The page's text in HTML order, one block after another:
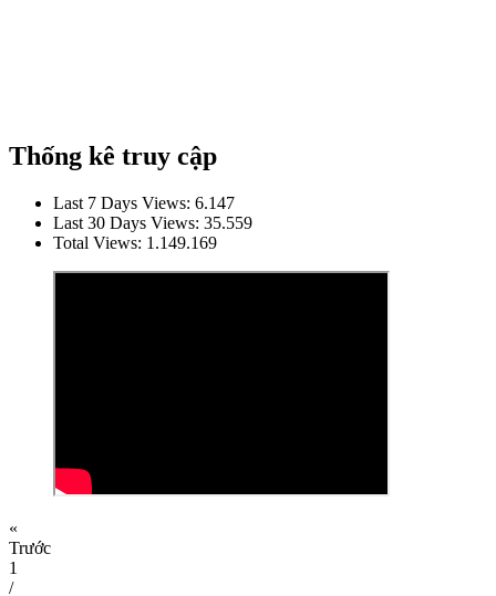
Thống kê truy cập
Last 7 Days Views: 6.147
Last 30 Days Views: 35.559
Total Views: 1.149.169
«
Trước
1
/